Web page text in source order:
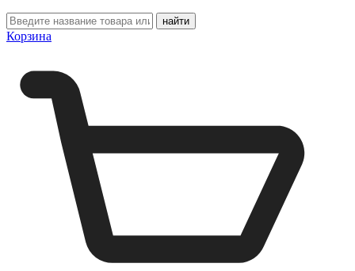
Корзина